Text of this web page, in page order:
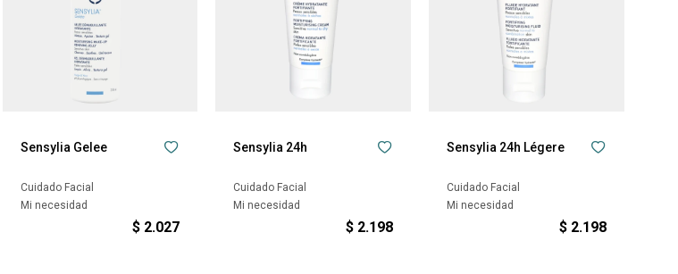
Sensylia Gelee
Cuidado Facial
Mi necesidad
$ 2.027
Sensylia 24h
Cuidado Facial
Mi necesidad
$ 2.198
Sensylia 24h Légere
Cuidado Facial
Mi necesidad
$ 2.198